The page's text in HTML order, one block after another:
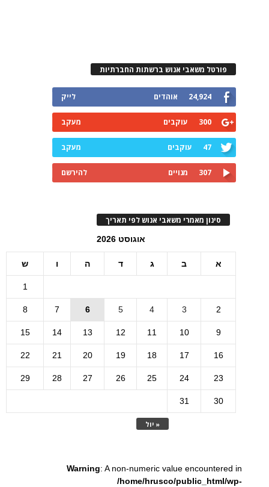
פורטל משאבי אנוש ברשתות החברתיות
24,924 אוהדים לייק
300 עוקבים מעקב
47 עוקבים מעקב
307 מנויים להירשם
סינון מאמרי משאבי אנוש לפי תאריך
אוגוסט 2026
א ב ג ד ה ו ש
« יול
1
2
3
4
5
6
7
8
9
10
11
12
13
14
15
16
17
18
19
20
21
22
23
24
25
26
27
28
29
30
31
Warning: A non-numeric value encountered in
/home/hrusco/public_html/wp-